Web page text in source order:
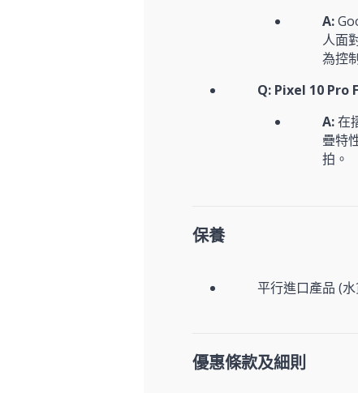
A:
人面
為控
Q: Pixel 10 Pro
A:在
疊特
拍。
保養
平行進口產品 (水
優惠條款及細則